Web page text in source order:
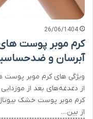
26/06/1404
کرم موبر پوست
آبرسان و
ویژگی های کرم موبر
از دغدغه‌های بعد از
کرم موبر پوست خشک
از بین…